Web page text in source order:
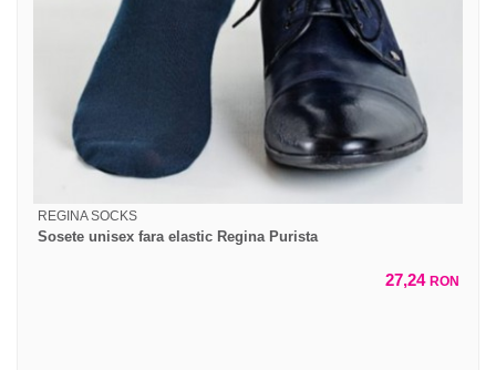
REGINA SOCKS
Sosete unisex fara elastic Regina Purista
27,24 RON